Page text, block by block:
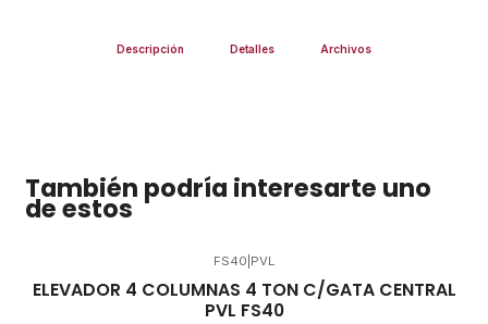
Descripción Detalles Archivos
También podría interesarte uno
de estos
FS40 PVL
ELEVADOR 4 COLUMNAS 4 TON C/GATA CENTRAL
PVL FS40